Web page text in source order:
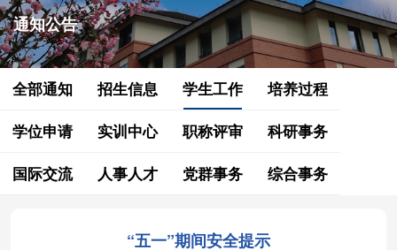
通知公告
全部通知 招生信息 学生工作
培养过程
学位申请
实训中心 职称评审
科研事务
国际交流
人事人才 党群事务 综合事务
“五一”期间安全提示